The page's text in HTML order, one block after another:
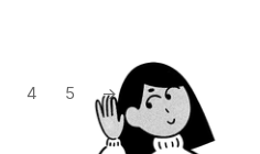
4 5 →